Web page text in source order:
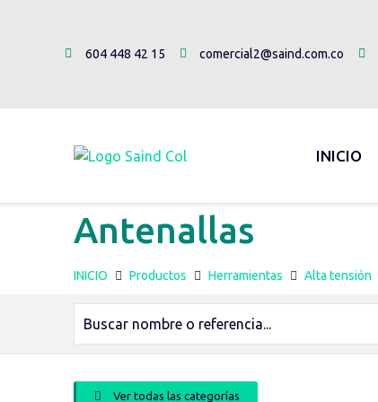
604 448 42 15 comercial2@saind.com.co
INICIO
Antenallas
INICIO Productos Herramientas Alta tensión
Ver todas las categorías